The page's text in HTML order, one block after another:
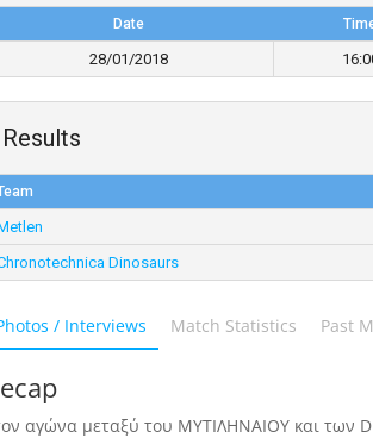
Date
28/01/2018
Results
Dinosaurs
/ Interviews Match Statistics Past
αγώνα μεταξύ του ΜΥΤΙΛΗΝΑΙΟΥ και των